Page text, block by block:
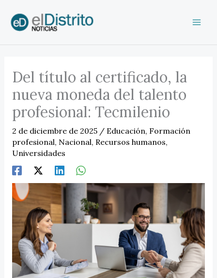
contenido
Del título al certificado, la
nueva moneda del talento
profesional: Tecmilenio
2 de diciembre de 2025 / Educación, Formación
profesional, Nacional, Recursos humanos,
Universidades